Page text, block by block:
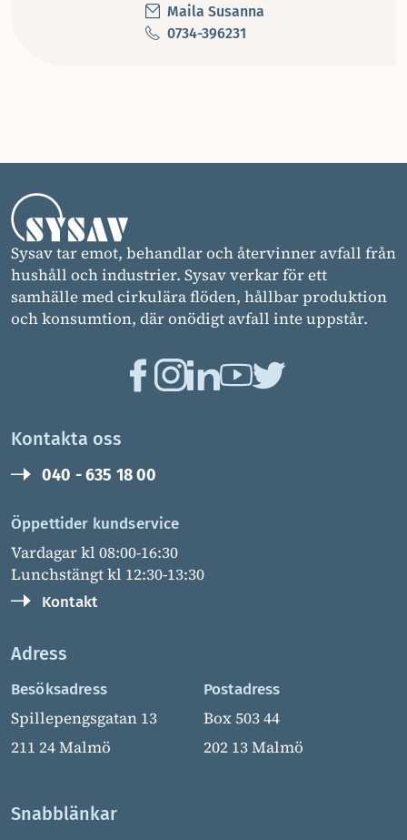
Maila Susanna
0734-396231
Sysav tar emot, behandlar och återvinner avfall från
hushåll och industrier. Sysav verkar för ett
samhälle med cirkulära flöden, hållbar produktion
och konsumtion, där onödigt avfall inte uppstår.
Kontakta oss
040 - 635 18 00
Öppettider kundservice
Vardagar kl 08:00-16:30
Lunchstängt kl 12:30-13:30
Kontakt
Adress
Besöksadress
Spillepengsgatan 13
211 24 Malmö
Postadress
Box 503 44
202 13 Malmö
Snabblänkar